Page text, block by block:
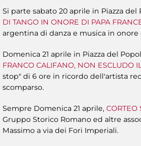
Si parte sabato 20 aprile in Piazza del
DI TANGO IN ONORE DI PAPA
argentina di danza e musica in onore
Domenica 21 aprile in Piazza del
FRANCO CALIFANO, NON ESCLUDO
stop" di 6 ore in ricordo dell'artista
scomparso.
Sempre Domenica 21 aprile, CORTEO
Gruppo Storico Romano ed altre
Massimo a via dei Fori Imperiali.